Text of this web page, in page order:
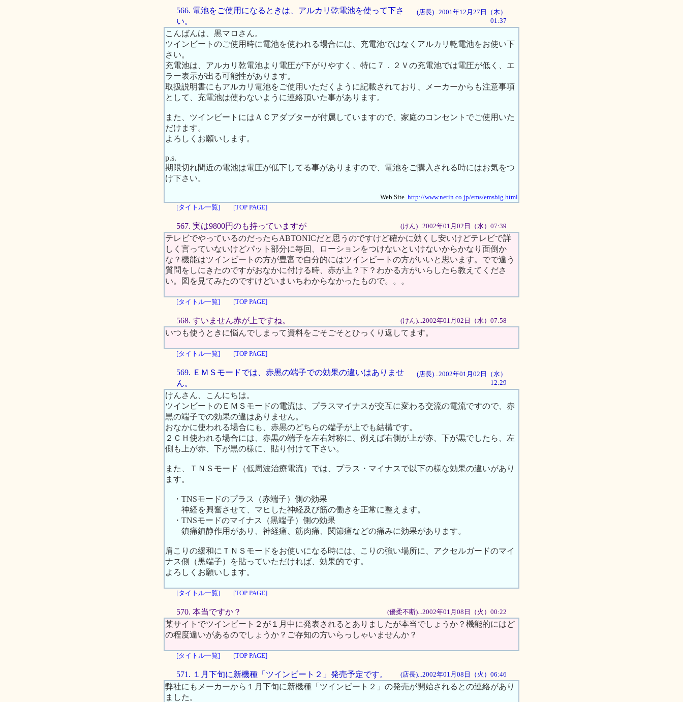
566. 電池をご使用になるときは、アルカリ乾電池を使って下さ
い。
(店長)...2001年12月27日（木）
01:37
こんばんは、黒マロさん。
ツインビートのご使用時に電池を使われる場合には、充電池ではなくアルカリ乾電池をお使い下
さい。
充電池は、アルカリ乾電池より電圧が下がりやすく、特に７．２Ｖの充電池では電圧が低く、エ
ラー表示が出る可能性があります。
取扱説明書にもアルカリ電池をご使用いただくように記載されており、メーカーからも注意事項
として、充電池は使わないように連絡頂いた事があります。
また、ツインビートにはＡＣアダプターが付属していますので、家庭のコンセントでご使用いた
だけます。
よろしくお願いします。
p.s.
期限切れ間近の電池は電圧が低下してる事がありますので、電池をご購入される時にはお気をつ
け下さい。
Web Site..http://www.netin.co.jp/ems/emsbig.html
[タイトル一覧]
[TOP PAGE]
567. 実は9800円のも持っていますが (けん)...2002年01月02日（水）07:39
テレビでやっているのだったらABTONICだと思うのですけど確かに効くし安いけどテレビで詳
しく言っていないけどパット部分に毎回、ローションをつけないといけないからかなり面倒か
な？機能はツインビートの方が豊富で自分的にはツインビートの方がいいと思います。でで違う
質問をしにきたのですがおなかに付ける時、赤が上？下？わかる方がいらしたら教えてくださ
い。図を見てみたのですけどいまいちわからなかったもので。。。
[タイトル一覧] [TOP PAGE]
568. すいません赤が上ですね。 (けん)...2002年01月02日（水）07:58
いつも使うときに悩んでしまって資料をごそごそとひっくり返してます。
[タイトル一覧] [TOP PAGE]
569. ＥＭＳモードでは、赤黒の端子での効果の違いはありませ
ん。
(店長)...2002年01月02日（水）
12:29
けんさん、こんにちは。
ツインビートのＥＭＳモードの電流は、プラスマイナスが交互に変わる交流の電流ですので、赤
黒の端子での効果の違はありません。
おなかに使われる場合にも、赤黒のどちらの端子が上でも結構です。
２ＣＨ使われる場合には、赤黒の端子を左右対称に、例えば右側が上が赤、下が黒でしたら、左
側も上が赤、下が黒の様に、貼り付けて下さい。
また、ＴＮＳモード（低周波治療電流）では、プラス・マイナスで以下の様な効果の違いがあり
ます。
・TNSモードのプラス（赤端子）側の効果
神経を興奮させて、マヒした神経及び筋の働きを正常に整えます。
・TNSモードのマイナス（黒端子）側の効果
鎮痛鎮静作用があり、神経痛、筋肉痛、関節痛などの痛みに効果があります。
肩こりの緩和にＴＮＳモードをお使いになる時には、こりの強い場所に、アクセルガードのマイ
ナス側（黒端子）を貼っていただければ、効果的です。
よろしくお願いします。
[タイトル一覧] [TOP PAGE]
570. 本当ですか？ (優柔不断)...2002年01月08日（火）00:22
某サイトでツインビート２が１月中に発表されるとありましたが本当でしょうか？機能的にはど
の程度違いがあるのでしょうか？ご存知の方いらっしゃいませんか？
[タイトル一覧] [TOP PAGE]
571. １月下旬に新機種「ツインビート２」発売予定です。 (店長)...2002年01月08日（火）06:46
弊社にもメーカーから１月下旬に新機種「ツインビート２」の発売が開始されるとの連絡があり
ました。